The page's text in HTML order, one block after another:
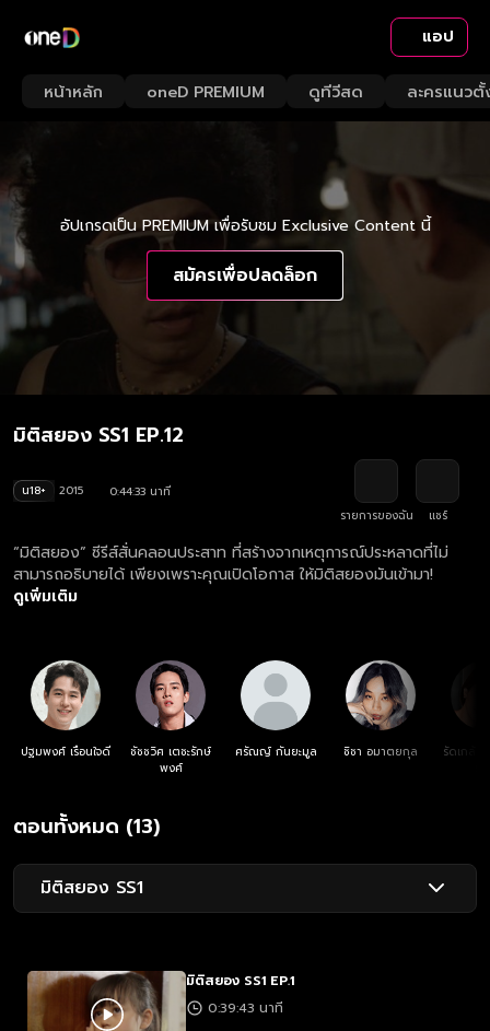
แอป
หน้าหลัก oneD PREMIUM ดูทีวีสด ละครแนวตั้
อัปเกรดเป็น PREMIUM เพื่อรับชม Exclusive Content นี้
สมัครเพื่อปลดล็อก
มิติสยอง SS1 EP.12
น18+ 2015
0:44:33 นาที
รายการของฉัน
แชร์
“มิติสยอง” ซีรีส์สั่นคลอนประสาท ที่สร้างจากเหตุการณ์ประหลาดที่ไม่
สามารถอธิบายได้ เพียงเพราะคุณเปิดโอกาส ให้มิติสยองมันเข้ามา!
ดูเพิ่มเติม
ปฐมพงศ์ เรือนใจดี
ชัชชวิศ เตชะรักษ์
พงศ์
ศรัณญ์ กันยะมูล ชิชา อมาตยกุล
รัดเกล้า
ตอนทั้งหมด (13)
มิติสยอง SS1
มิติสยอง SS1 EP.1
0:39:43 นาที